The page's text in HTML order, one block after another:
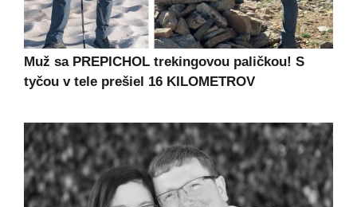
Muž sa PREPICHOL trekingovou paličkou! S
tyčou v tele prešiel 16 KILOMETROV